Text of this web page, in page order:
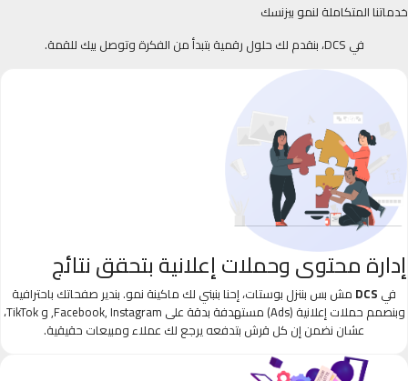
خدماتنا المتكاملة لنمو بيزنسك
في DCS، بنقدم لك حلول رقمية بتبدأ من الفكرة وتوصل بيك للقمة.
إدارة محتوى وحملات إعلانية بتحقق نتائج
في DCS مش بس بننزل بوستات، إحنا بنبني لك ماكينة نمو. بندير صفحاتك باحترافية
وبنصمم حملات إعلانية (Ads) مستهدفة بدقة على Facebook, Instagram, و TikTok،
عشان نضمن إن كل قرش بتدفعه يرجع لك عملاء ومبيعات حقيقية.